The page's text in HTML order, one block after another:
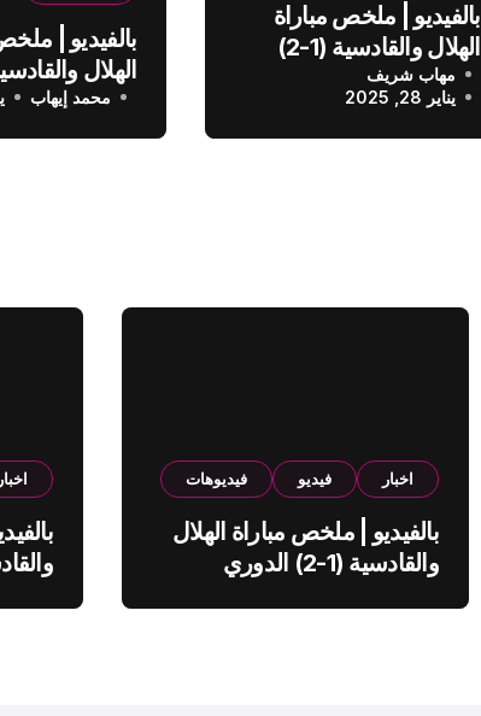
بالفيديو | ملخص مباراة
الهلال والقادسية (1-2)
الدوري السعودي
مهاب شريف
يناير 28, 2025
بالفيديو |
الدوري
محمد إيهاب
اخبار فيديو فيديوهات
بالفيديو | ملخص مباراة الهلال
والقادسية (1-2) الدوري
اخبار